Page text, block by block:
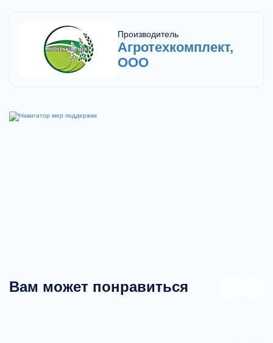
Производитель
Агротехкомплект,
ООО
Вам может понравиться